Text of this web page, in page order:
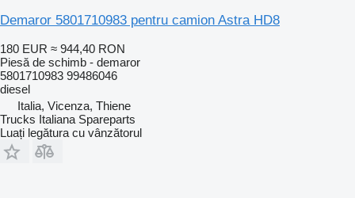
Demaror 5801710983 pentru camion Astra HD8
180 EUR ≈ 944,40 RON
Piesă de schimb - demaror
5801710983 99486046
diesel
Italia, Vicenza, Thiene
Trucks Italiana Spareparts
Luați legătura cu vânzătorul